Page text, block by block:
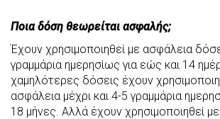
Ποια δόση θεωρείται ασφαλής;
Έχουν χρησιμοποιηθεί με ασφάλεια
γραμμάρια ημερησίως για εώς και 14
χαμηλότερες δόσεις έχουν
ασφάλεια μέχρι και 4-5 γραμμάρια
18 μήνες. Αλλά έχουν χρησιμοποιηθεί